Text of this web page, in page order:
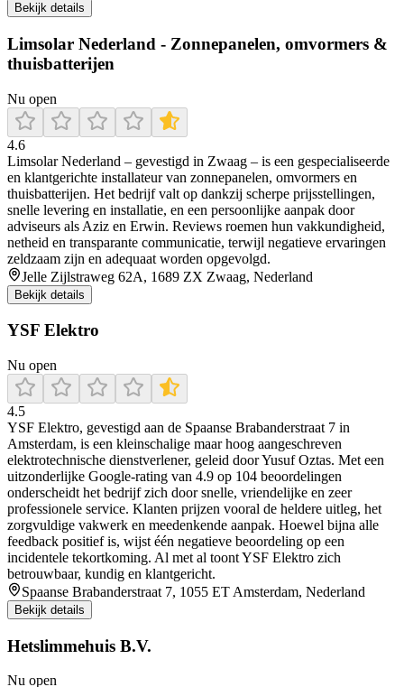
Bekijk details
Limsolar Nederland - Zonnepanelen, omvormers &
thuisbatterijen
Nu open
4.6
Limsolar Nederland – gevestigd in Zwaag – is een gespecialiseerde
en klantgerichte installateur van zonnepanelen, omvormers en
thuisbatterijen. Het bedrijf valt op dankzij scherpe prijsstellingen,
snelle levering en installatie, en een persoonlijke aanpak door
adviseurs als Aziz en Erwin. Reviews roemen hun vakkundigheid,
netheid en transparante communicatie, terwijl negatieve ervaringen
zeldzaam zijn en adequaat worden opgevolgd.
Jelle Zijlstraweg 62A, 1689 ZX Zwaag, Nederland
Bekijk details
YSF Elektro
Nu open
4.5
YSF Elektro, gevestigd aan de Spaanse Brabanderstraat 7 in
Amsterdam, is een kleinschalige maar hoog aangeschreven
elektrotechnische dienstverlener, geleid door Yusuf Oztas. Met een
uitzonderlijke Google-rating van 4.9 op 104 beoordelingen
onderscheidt het bedrijf zich door snelle, vriendelijke en zeer
professionele service. Klanten prijzen vooral de heldere uitleg, het
zorgvuldige vakwerk en meedenkende aanpak. Hoewel bijna alle
feedback positief is, wijst één negatieve beoordeling op een
incidentele tekortkoming. Al met al toont YSF Elektro zich
betrouwbaar, kundig en klantgericht.
Spaanse Brabanderstraat 7, 1055 ET Amsterdam, Nederland
Bekijk details
Hetslimmehuis B.V.
Nu open